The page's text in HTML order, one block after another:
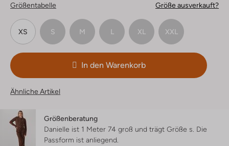
Größentabelle Größe ausverkauft?
XS S M L XL XXL
In den Warenkorb
Ähnliche Artikel
Größenberatung
Danielle ist 1 Meter 74 groß und trägt Größe s. Die
Passform ist anliegend